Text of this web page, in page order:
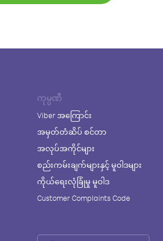
ကုမ္ပဏီ
Viber အကြောင်း
အမှတ်တံဆိပ် စင်တာ
အလုပ်အကိုင်များ
စည်းကမ်းချက်များနှင့် မူဝါဒများ
ကိုယ်ရေးလုံခြုံမှု မူဝါဒ
Customer Complaints Code